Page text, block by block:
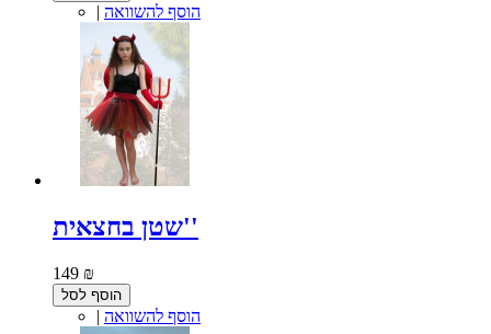
| הוסף להשוואה
שטן בחצאית''
149 ₪
הוסף לסל
| הוסף להשוואה